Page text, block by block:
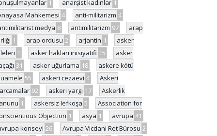
1 anarşist kadınlar 1
Mahkemesi 4 anti-militarizm 4
medya 8 antimilitarizm 97
arap
1 arap ordusu 2 arjantin 1
asker
1 asker hakları inisiyatifi 15
asker
31 asker uğurlama 18
askere kötü
55 askeri cezaevi 4
Askeri
92 askeri yargı 17
Askerlik
1 askersiz lefkoşa 5
Association for
Objection 1 asya 1 avrupa 41
konseyi 26 Avrupa Vicdani Ret Bürosu 2